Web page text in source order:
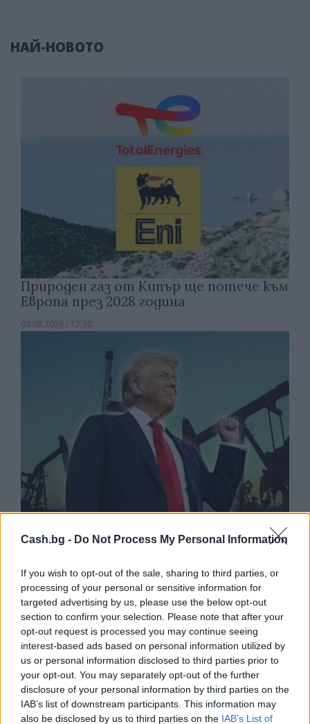
Cash.bg - Do Not Process My Personal Information
If you wish to opt-out of the sale, sharing to third parties, or
processing of your personal or sensitive information for
targeted advertising by us, please use the below opt-out
section to confirm your selection. Please note that after your
opt-out request is processed you may continue seeing
interest-based ads based on personal information utilized by
us or personal information disclosed to third parties prior to
your opt-out. You may separately opt-out of the further
disclosure of your personal information by third parties on the
IAB’s list of downstream participants. This information may
also be disclosed by us to third parties on the IAB’s List of
НАЙ-НОВОТО
Природен газ от Кипър ще потече към
Европа през 2028 година
09.08.2026 / 17:30
Белият дом спира проекти за
07.08.2026 / 18:00